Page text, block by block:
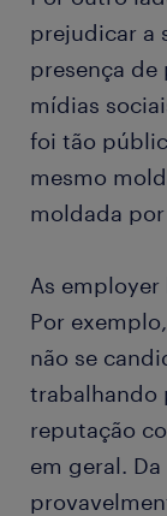
prejudicar a
presença de
mídias
foi tão
mesmo
moldada
As
Por
não se
trabalhando
reputação
em geral.